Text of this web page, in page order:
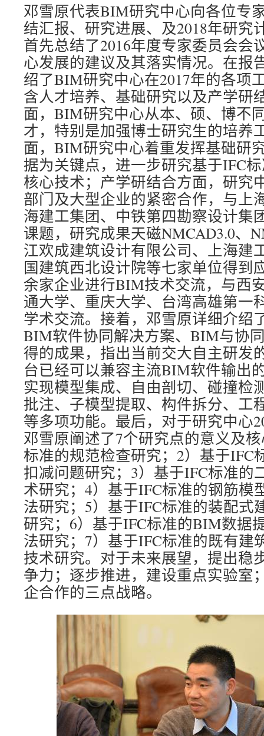
邓雪原代表BIM研究中心向各位专
结汇报、研究进展、及2018年研究
首先总结了2016年度专家委员会会
心发展的建议及其落实情况。在报
绍了BIM研究中心在2017年的各项
含人才培养、基础研究以及产学研
面，BIM研究中心从本、硕、博不
才，特别是加强博士研究生的培养
面，BIM研究中心着重发挥基础研
据为关键点，进一步研究基于IFC
核心技术；产学研结合方面，研究
部门及大型企业的紧密合作，与上
海建工集团、中铁第四勘察设计集
课题，研究成果天磁NMCAD3.0、
江欢成建筑设计有限公司、上海建
国建筑西北设计院等七家单位得到
余家企业进行BIM技术交流，与西
通大学、重庆大学、台湾高雄第一
学术交流。接着，邓雪原详细介绍
BIM软件协同解决方案、BIM与协
得的成果，指出当前交大自主研发
台已经可以兼容主流BIM软件输出
实现模型集成、自由剖切、碰撞检
批注、子模型提取、构件拆分、工
等多项功能。最后，对于研究中心
邓雪原阐述了7个研究点的意义及
标准的规范检查研究；2）基于IFC
扣减问题研究；3）基于IFC标准的
术研究；4）基于IFC标准的钢筋模
法研究；5）基于IFC标准的装配式
研究；6）基于IFC标准的BIM数据
法研究；7）基于IFC标准的既有建
技术研究。对于未来展望，提出稳
争力；逐步推进，建设重点实验室
企合作的三点战略。